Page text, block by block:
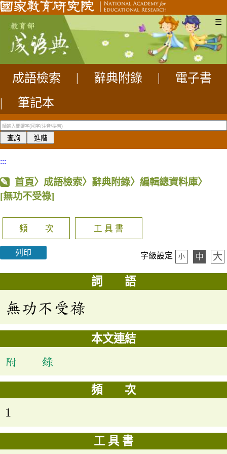
☰
成語檢索 辭典附錄
電子書
|
筆記本
:::
首頁〉成語檢索〉辭典附錄〉編輯總資料庫〉
[無功不受祿]
頻 次 工 具 書
列印 字級設定 小 中 大
詞 語
無功不受祿
本文連結
附 錄
頻 次
1
工 具 書